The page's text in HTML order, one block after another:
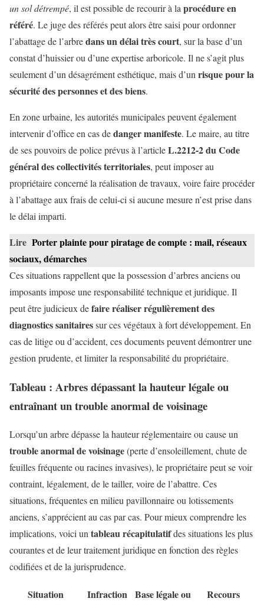
un sol détrempé, il est possible de recourir à la procédure en
référé. Le juge des référés peut alors être saisi pour ordonner
l’abattage de l’arbredans un délai très court, sur la base d’un
constat d’huissier ou d’une expertise arboricole. Il ne s’agit plus
seulement d’un désagrément esthétique, mais d’un risque pour la
sécurité des personnes et des biens.
En zone urbaine, les autorités municipales peuvent également
intervenir d’office en cas dedanger manifeste. Le maire, au titre
de ses pouvoirs de police prévus à l’articleL.2212-2 du Code
général des collectivités territoriales, peut imposer au
propriétaire concerné la réalisation de travaux, voire faire procéder
à l’abattage aux frais de celui-ci si aucune mesure n’est prise dans
le délai imparti.
Lire Porter plainte pour piratage de compte : mail, réseaux
sociaux, démarches
Ces situations rappellent que la possession d’arbres anciens ou
imposants impose une responsabilité technique et juridique. Il
peut être judicieux defaire réaliser régulièrement des
diagnostics sanitairessur ces végétaux à fort développement. En
cas de litige ou d’accident, ces documents peuvent démontrer une
gestion prudente, et limiter la responsabilité du propriétaire.
Tableau : Arbres dépassant la hauteur légale ou
entraînant un trouble anormal de voisinage
Lorsqu’un arbre dépasse la hauteur réglementaire ou cause un
trouble anormal de voisinage(perte d’ensoleillement, chute de
feuilles fréquente ou racines invasives), le propriétaire peut se voir
contraint, légalement, de le tailler, voire de l’abattre. Ces
situations, fréquentes en milieu pavillonnaire ou lotissements
anciens, s’apprécient au cas par cas. Pour mieux comprendre les
implications, voici untableau récapitulatifdes situations les plus
courantes et de leur traitement juridique en fonction des règles
codifiées et de la jurisprudence.
Situation
Infraction Base légale ou
Recours